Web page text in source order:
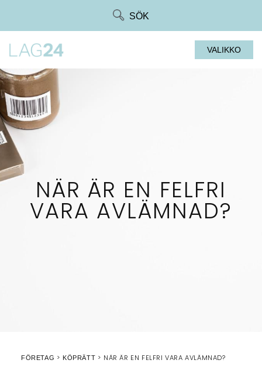
SÖK
VALIKKO
NÄR ÄR EN FELFRI
VARA AVLÄMNAD?
FÖRETAG KÖPRÄTT NÄR ÄR EN FELFRI VARA AVLÄMNAD?